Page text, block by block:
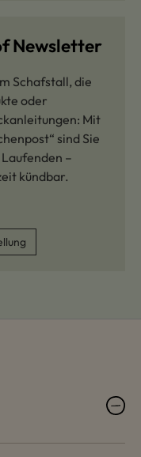
Newsletter
Schafstall, die
oder
Mit
sind Sie
–
kündbar.